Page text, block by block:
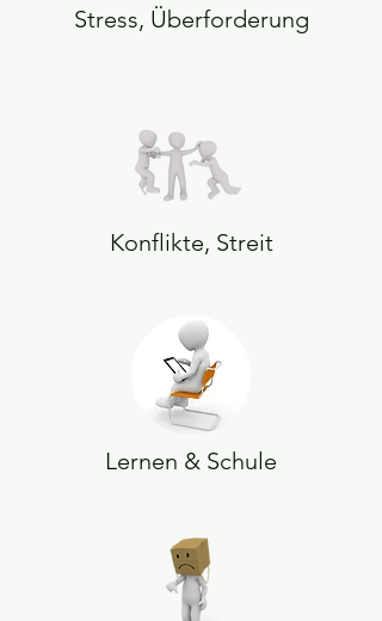
Stress, Überforderung
Konflikte, Streit
Lernen & Schule